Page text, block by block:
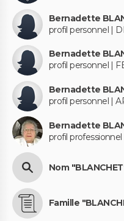
Bernadette
profil personnel |
Bernadette
profil personnel |
Bernadette
profil personnel |
Bernadette
profil professionnel
Nom
Famille